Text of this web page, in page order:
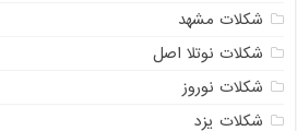
شکلات مشهد
شکلات نوتلا اصل
شکلات نوروز
شکلات یزد